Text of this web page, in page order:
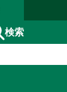
検索